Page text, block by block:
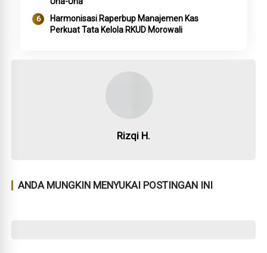
Harmonisasi Raperbup Manajemen Kas
Perkuat Tata Kelola RKUD Morowali
Rizqi H.
ANDA MUNGKIN MENYUKAI POSTINGAN INI